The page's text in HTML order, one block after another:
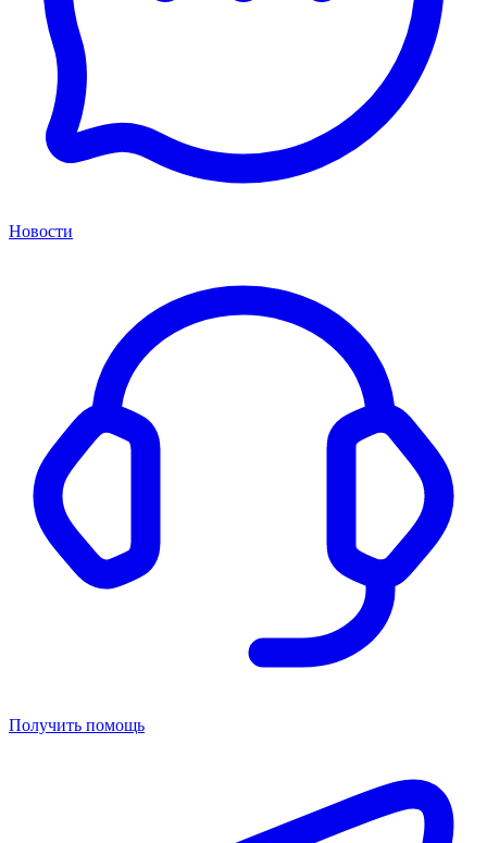
Новости
Получить помощь